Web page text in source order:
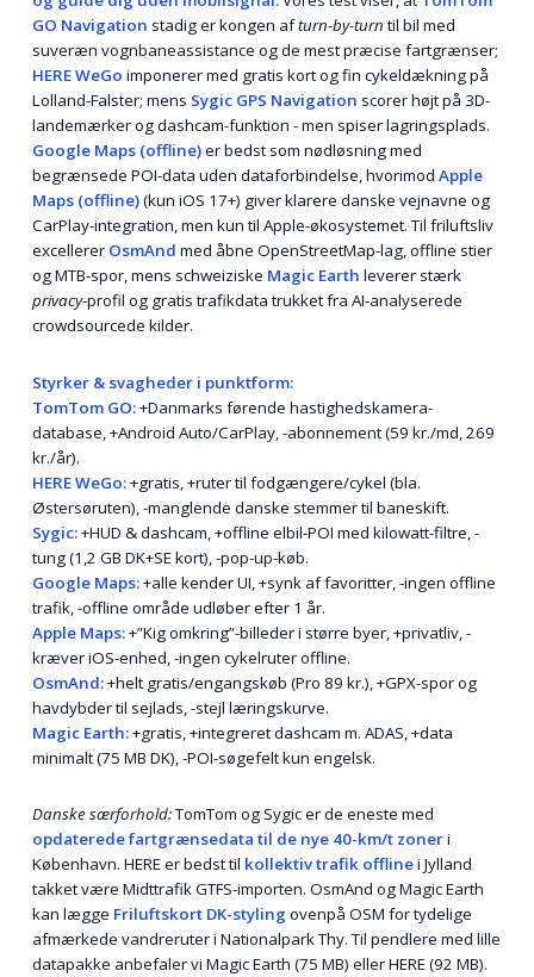
GO Navigation stadig er kongen afturn-by-turntil bil med
suveræn vognbaneassistance og de mest præcise fartgrænser;
HERE WeGo imponerer med gratis kort og fin cykeldækning på
Lolland-Falster; mens Sygic GPS Navigation scorer højt på 3D-
landemærker og dashcam-funktion - men spiser lagringsplads.
Google Maps (offline)er bedst som nødløsning med
begrænsede POI-data uden dataforbindelse, hvorimod Apple
Maps (offline)(kun iOS 17+) giver klarere danske vejnavne og
CarPlay-integration, men kun til Apple-økosystemet. Til friluftsliv
excellerer OsmAnd med åbne OpenStreetMap-lag, offline stier
og MTB-spor, mens schweiziske Magic Earth leverer stærk
privacy-profil og gratis trafikdata trukket fra AI-analyserede
crowdsourcede kilder.
Styrker & svagheder i punktform:
TomTom GO:+Danmarks førende hastighedskamera-
database, +Android Auto/CarPlay, -abonnement (59 kr./md, 269
kr./år).
HERE WeGo:+gratis, +ruter til fodgængere/cykel (bla.
Østersøruten), -manglende danske stemmer til bane­skift.
Sygic:+HUD & dashcam, +offline elbil-POI med kilowatt-filtre, -
tung (1,2 GB DK+SE kort), -pop-up-køb.
Google Maps:+alle kender UI, +synk af favoritter, -ingen offline
trafik, -offline område udløber efter 1 år.
Apple Maps:+”Kig omkring”-billeder i større byer, +privatliv, -
kræver iOS-enhed, -ingen cykelruter offline.
OsmAnd:+helt gratis/engangskøb (Pro 89 kr.), +GPX-spor og
havdybder til sejlads, -stejl læringskurve.
Magic Earth:+gratis, +integreret dashcam m. ADAS, +data
minimalt (75 MB DK), -POI-søgefelt kun engelsk.
Danske særforhold:TomTom og Sygic er de eneste med
opdaterede fartgrænsedata til de nye 40-km/t zoneri
København. HERE er bedst til kollektiv trafik offlinei Jylland
takket være Midttrafik GTFS-importen. OsmAnd og Magic Earth
kan lægge Friluftskort DK-styling ovenpå OSM for tydelige
afmærkede vandreruter i Nationalpark Thy. Til pendlere med lille
datapakke anbefaler vi Magic Earth (75 MB) eller HERE (92 MB).